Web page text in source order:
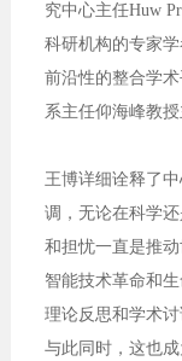
究中心主任Huw
科研机构的专家
前沿性的整合学
系主任仰海峰教授
王博详细诠释了
调，无论在科学
和担忧一直是推
智能技术革命和
理论反思和学术
与此同时，这也